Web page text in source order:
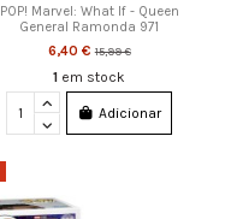
POP! Marvel: What If - Queen
General Ramonda 971
6,40 €15,99 €
1 em stock
Adicionar